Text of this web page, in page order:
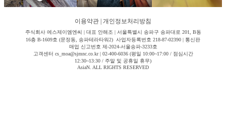
이용약관 개인정보처리방침
주식회사 에스제이엠엔씨 | 대표 안해조 | 서울특별시 송파구 송파대로 201, B동
16층 B-1609호 (문정동, 송파테라타워2) 사업자등록번호 218-87-02390 | 통신판
매업 신고번호 제-2024-서울송파-3233호
고객센터 cs_moa@sjmnc.co.kr | 02-400-6036 (평일 10:00~17:00 / 점심시간
12:30~13:30 / 주말 및 공휴일 휴무)
AsiaN. ALL RIGHTS RESERVED